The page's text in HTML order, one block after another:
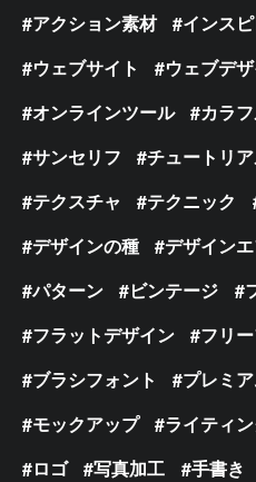
アクション素材
インス
ウェブサイト
ウェブデ
オンラインツール
カラ
サンセリフ
チュートリ
テクスチャ
テクニック
デザインの種
デザイン
パターン
ビンテージ
フラットデザイン
フリ
ブラシフォント
プレミ
モックアップ
ライティ
ロゴ
写真加工 手書き